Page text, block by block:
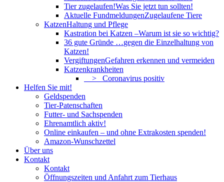
Tier zugelaufen!Was Sie jetzt tun sollten!
Aktuelle FundmeldungenZugelaufene Tiere
KatzenHaltung und Pflege
Kastration bei Katzen –Warum ist sie so wichtig?
36 gute Gründe …gegen die Einzelhaltung von
Katzen!
VergiftungenGefahren erkennen und vermeiden
Katzenkrankheiten
> Coronavirus positiv
Helfen Sie mit!
Geldspenden
Tier-Patenschaften
Futter- und Sachspenden
Ehrenamtlich aktiv!
Online einkaufen – und ohne Extrakosten spenden!
Amazon-Wunschzettel
Über uns
Kontakt
Kontakt
Öffnungszeiten und Anfahrt zum Tierhaus